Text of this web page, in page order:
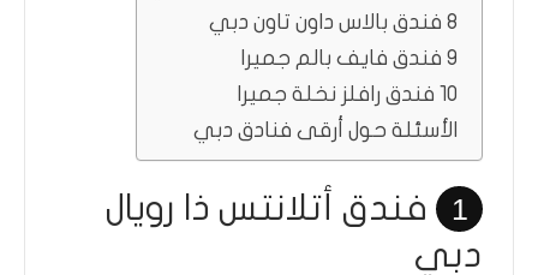
8 فندق بالاس داون تاون دبي
9 فندق فايف بالم جميرا
10 فندق رافلز نخلة جميرا
الأسئلة حول أرقى فنادق دبي
1
فندق أتلانتس ذا رويال
دبي